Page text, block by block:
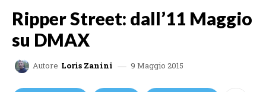
Ripper Street: dall’11 Maggio
su DMAX
Autore Loris Zanini 9 Maggio 2015